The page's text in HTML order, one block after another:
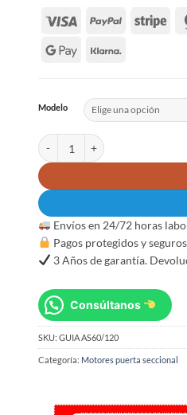
Modelo
Guía motor seccional Clemsa
Envíos en 24/72 horas
Pagos protegidos y seguros
3 Años de garantía.
Consúltanos
SKU: GUIA AS60/120
Categoría: Motores puerta seccional